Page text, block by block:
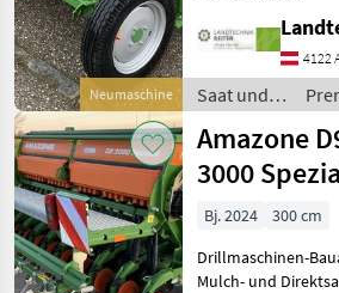
Neumaschine
Fahrwerk Amazone
Einscheibenschar
Control 25
Exaktstriegel bis
4122
Saat und
Pflege /
Amazone
Amazone
3000
Bj. 2024
300 cm
Drillmaschinen-
Mulch- und